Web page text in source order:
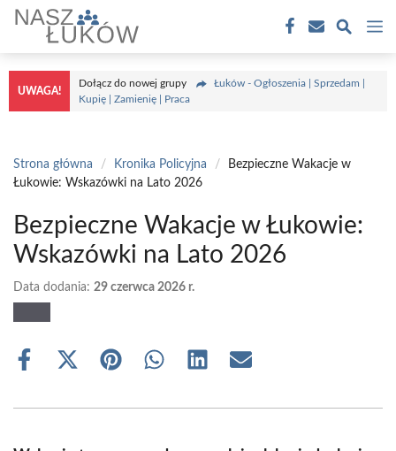
Przejdź
treści
UWAGA!
Dołącz do nowej grupy
Łuków - Ogłoszenia | Sprzedam |
Kupię | Zamienię | Praca
Strona główna / Kronika Policyjna /
Bezpieczne Wakacje w
Łukowie: Wskazówki na Lato 2026
Bezpieczne Wakacje w Łukowie:
Wskazówki na Lato 2026
Data dodania: 29 czerwca 2026 r.
Share
Share
(Twitter)
Share Share Share Share